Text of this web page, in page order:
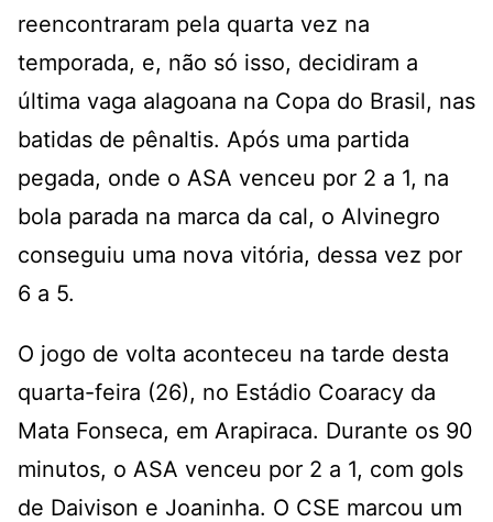
reencontraram pela quarta vez na
temporada, e, não só isso, decidiram a
última vaga alagoana na Copa do Brasil, nas
batidas de pênaltis. Após uma partida
pegada, onde o ASA venceu por 2 a 1, na
bola parada na marca da cal, o Alvinegro
conseguiu uma nova vitória, dessa vez por
6 a 5.
O jogo de volta aconteceu na tarde desta
quarta-feira (26), no Estádio Coaracy da
Mata Fonseca, em Arapiraca. Durante os 90
minutos, o ASA venceu por 2 a 1, com gols
de Daivison e Joaninha. O CSE marcou um